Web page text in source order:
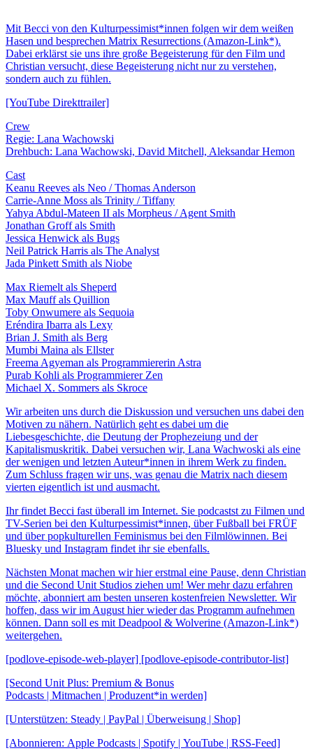
Mit Becci von den Kulturpessimist*innen folgen wir dem weißen
Hasen und besprechen Matrix Resurrections (Amazon-Link*).
Dabei erklärst sie uns ihre große Begeisterung für den Film und
Christian versucht, diese Begeisterung nicht nur zu verstehen,
sondern auch zu fühlen.
[YouTube Direkttrailer]
Crew
Regie: Lana Wachowski
Drehbuch: Lana Wachowski, David Mitchell, Aleksandar Hemon
Cast
Keanu Reeves als Neo / Thomas Anderson
Carrie-Anne Moss als Trinity / Tiffany
Yahya Abdul-Mateen II als Morpheus / Agent Smith
Jonathan Groff als Smith
Jessica Henwick als Bugs
Neil Patrick Harris als The Analyst
Jada Pinkett Smith als Niobe
Max Riemelt als Sheperd
Max Mauff als Quillion
Toby Onwumere als Sequoia
Eréndira Ibarra als Lexy
Brian J. Smith als Berg
Mumbi Maina als Ellster
Freema Agyeman als Programmiererin Astra
Purab Kohli als Programmierer Zen
Michael X. Sommers als Skroce
Wir arbeiten uns durch die Diskussion und versuchen uns dabei den
Motiven zu nähern. Natürlich geht es dabei um die
Liebesgeschichte, die Deutung der Prophezeiung und der
Kapitalismuskritik. Dabei versuchen wir, Lana Wachwoski als eine
der wenigen und letzten Auteur*innen in ihrem Werk zu finden.
Zum Schluss fragen wir uns, was genau die Matrix nach diesem
vierten eigentlich ist und ausmacht.
Ihr findet Becci fast überall im Internet. Sie podcastst zu Filmen und
TV-Serien bei den Kulturpessimist*innen, über Fußball bei FRÜF
und über popkulturellen Feminismus bei den Filmlöwinnen. Bei
Bluesky und Instagram findet ihr sie ebenfalls.
Nächsten Monat machen wir hier erstmal eine Pause, denn Christian
und die Second Unit Studios ziehen um! Wer mehr dazu erfahren
möchte, abonniert am besten unseren kostenfreien Newsletter. Wir
hoffen, dass wir im August hier wieder das Programm aufnehmen
können. Dann soll es mit Deadpool & Wolverine (Amazon-Link*)
weitergehen.
[podlove-episode-web-player] [podlove-episode-contributor-list]
[Second Unit Plus: Premium & Bonus
Podcasts | Mitmachen | Produzent*in werden]
[Unterstützen: Steady | PayPal | Überweisung | Shop]
[Abonnieren: Apple Podcasts | Spotify | YouTube | RSS-Feed]